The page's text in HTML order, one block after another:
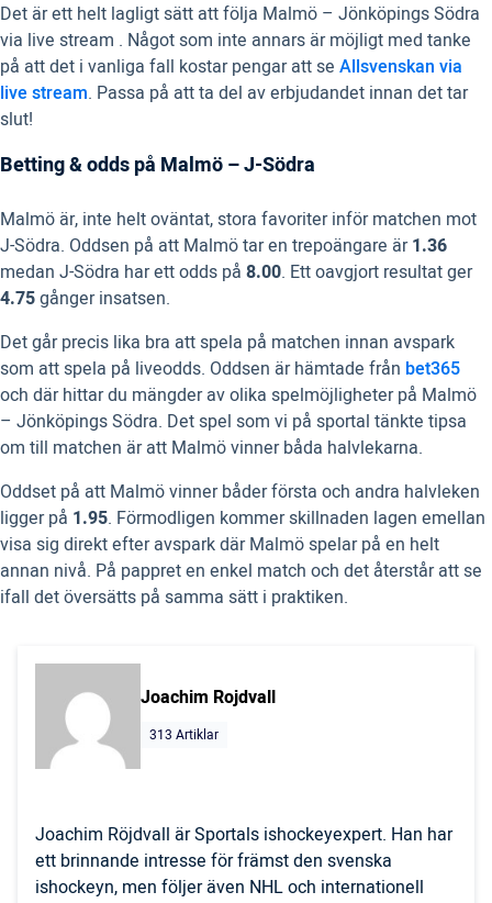
Det är ett helt lagligt sätt att följa Malmö – Jönköpings Södra
via live stream . Något som inte annars är möjligt med tanke
på att det i vanliga fall kostar pengar att se Allsvenskan via
live stream. Passa på att ta del av erbjudandet innan det tar
slut!
Betting & odds på Malmö – J-Södra
Malmö är, inte helt oväntat, stora favoriter inför matchen mot
J-Södra. Oddsen på att Malmö tar en trepoängare är1.36
medan J-Södra har ett odds på 8.00. Ett oavgjort resultat ger
4.75gånger insatsen.
Det går precis lika bra att spela på matchen innan avspark
som att spela på liveodds. Oddsen är hämtade från bet365
och där hittar du mängder av olika spelmöjligheter på Malmö
– Jönköpings Södra. Det spel som vi på sportal tänkte tipsa
om till matchen är att Malmö vinner båda halvlekarna.
Oddset på att Malmö vinner båder första och andra halvleken
ligger på 1.95. Förmodligen kommer skillnaden lagen emellan
visa sig direkt efter avspark där Malmö spelar på en helt
annan nivå. På pappret en enkel match och det återstår att se
ifall det översätts på samma sätt i praktiken.
Joachim Rojdvall
313 Artiklar
Joachim Röjdvall är Sportals ishockeyexpert. Han har
ett brinnande intresse för främst den svenska
ishockeyn, men följer även NHL och internationell